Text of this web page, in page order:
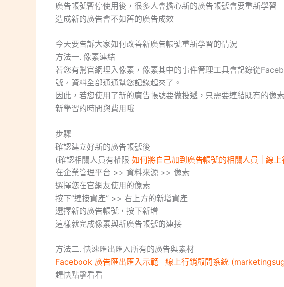
廣告帳號暫停使用後，很多人會擔心新的廣告帳號會要重新學習
造成新的廣告會不如舊的廣告成效
今天要告訴大家如何改善新廣告帳號重新學習的情況
方法一. 像素連結
若您有幫官網埋入像素，像素其中的事件管理工具會記錄從
號，資料全部通通幫您記錄起來了。
因此，若您使用了新的廣告帳號要做投遞，只需要連結既有的像
新學習的時間與費用哦
步驟
確認建立好新的廣告帳號後
(確認相關人員有權限 如何將自己加到廣告帳號的相關人員 | 線
在企業管理平台 >> 資料來源 >> 像素
選擇您在官網友使用的像素
按下”連接資產” >> 右上方的新增資產
選擇新的廣告帳號，按下新增
這樣就完成像素與新廣告帳號的連接
方法二. 快速匯出匯入所有的廣告與素材
Facebook 廣告匯出匯入示範 | 線上行銷顧問系統
趕快點擊看看